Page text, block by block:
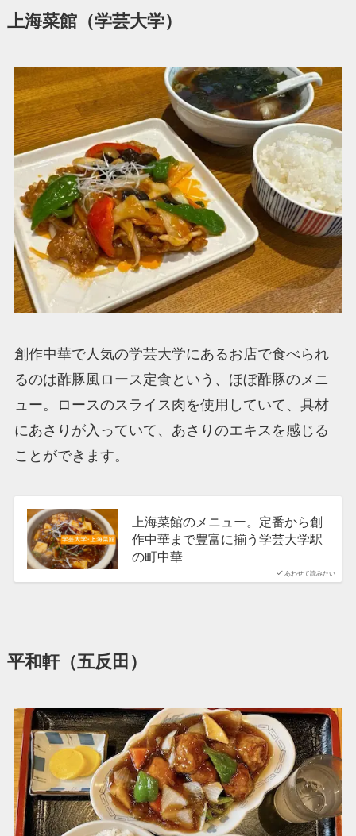
上海菜館（学芸大学）
創作中華で人気の学芸大学にあるお店で食べられ
るのは酢豚風ロース定食という、ほぼ酢豚のメニ
ュー。ロースのスライス肉を使用していて、具材
にあさりが入っていて、あさりのエキスを感じる
ことができます。
あわせて読みたい
上海菜館のメニュー。定番から創
作中華まで豊富に揃う学芸大学駅
の町中華
平和軒（五反田）